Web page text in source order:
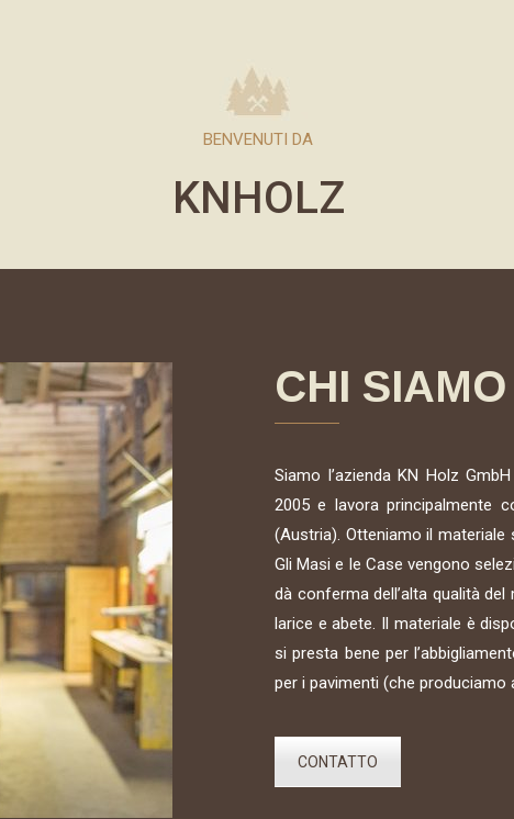
BENVENUTI DA
KNHOLZ
CHI SIAMO
Siamo l’azienda KN Holz
2005 e lavora principalmente
(Austria). Otteniamo il materiale
Gli Masi e le Case vengono
dà conferma dell’alta qualità
larice e abete. Il materiale è
si presta bene per
per i pavimenti (che produciamo
CONTATTO